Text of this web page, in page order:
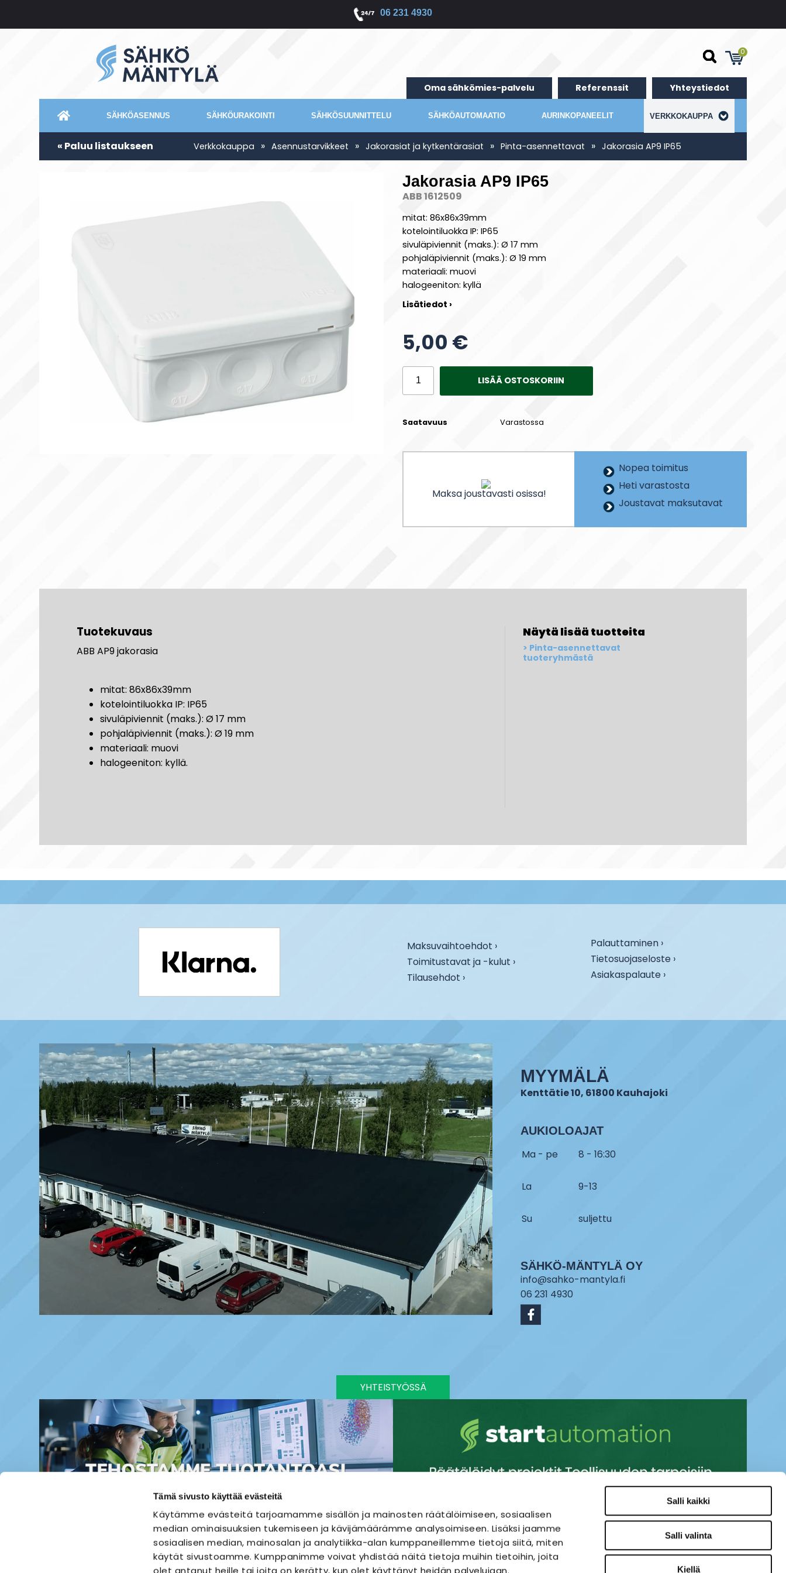
Tämä sivusto käyttää evästeitä
Käytämme evästeitä tarjoamamme sisällön ja mainosten räätälöimiseen, sosiaalisen
median ominaisuuksien tukemiseen ja kävijämäärämme analysoimiseen. Lisäksi jaamme
sosiaalisen median, mainosalan ja analytiikka-alan kumppaneillemme tietoja siitä, miten
käytät sivustoamme. Kumppanimme voivat yhdistää näitä tietoja muihin tietoihin, joita
Salli kaikki
Salli valinta
Kiellä
06 231 4930
0
Oma sähkömies-palvelu Referenssit Yhteystiedot
SÄHKÖASENNUS SÄHKÖURAKOINTI SÄHKÖSUUNNITTELU SÄHKÖAUTOMAATIO AURINKOPANEELIT VERKKOKAUPPA
« Paluu listaukseen Verkkokauppa » Asennustarvikkeet » Jakorasiat ja kytkentärasiat » Pinta-asennettavat » Jakorasia AP9 IP65
Jakorasia AP9 IP65
ABB 1612509
mitat: 86x86x39mm
kotelointiluokka IP: IP65
sivuläpiviennit (maks.): Ø 17 mm
pohjaläpiviennit (maks.): Ø 19 mm
materiaali: muovi
halogeeniton: kyllä
Lisätiedot ›
5,00 €
LISÄÄ OSTOSKORIIN
Saatavuus Varastossa
Maksa joustavasti osissa!
Nopea toimitus
Heti varastosta
Joustavat maksutavat
Tuotekuvaus
ABB AP9 jakorasia
mitat: 86x86x39mm
kotelointiluokka IP: IP65
sivuläpiviennit (maks.): Ø 17 mm
pohjaläpiviennit (maks.): Ø 19 mm
materiaali: muovi
halogeeniton: kyllä.
Näytä lisää tuotteita
Pinta-asennettavat
tuoteryhmästä
Maksuvaihtoehdot ›
Toimitustavat ja -kulut ›
Tilausehdot ›
Palauttaminen ›
Tietosuojaseloste ›
Asiakaspalaute ›
MYYMÄLÄ
Kenttätie 10, 61800 Kauhajoki
AUKIOLOAJAT
Ma - pe 8 - 16:30
La 9-13
Su suljettu
SÄHKÖ-MÄNTYLÄ OY
info@sahko-mantyla.fi
06 231 4930
YHTEISTYÖSSÄ
SÄHKÖASENNUS SÄHKÖURAKOINTI SÄHKÖSUUNNITTELU VERKKOKAUPPA